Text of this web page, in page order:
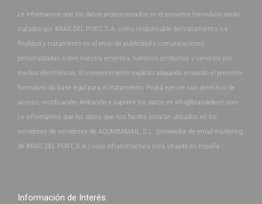
Le informamos que los datos proporcionados en el presente formulario serán
tratados por BRAS DEL PORT, S.A. como responsable del tratamiento. La
finalidad y tratamiento es el envío de publicidad y comunicaciones
personalizadas sobre nuestra empresa, nuestros productos y servicios por
medios electrónicos. El consentimiento explícito adquirido enviando el presente
formulario da base legal para el tratamiento. Podrá ejercer sus derechos de
acceso, rectificación, limitación y suprimir los datos en info@brasdelport.com.
Le informamos que los datos que nos facilita estarán ubicados en los
servidores de servidores de ACUMBAMAIL, S.L. (proveedor de email marketing
de BRAS DEL PORT, S.A.) cuya infraestructura está situada en España.
Información de Interés